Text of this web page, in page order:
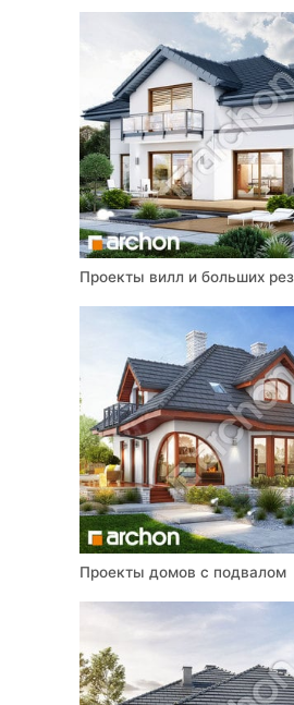
Проекты вилл и больших
Проекты домов с подвалом